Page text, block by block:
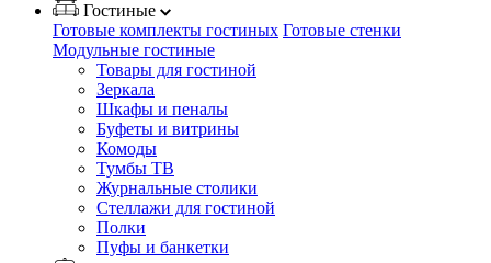
Гостиные
Готовые комплекты гостиных Готовые стенки
Модульные гостиные
Товары для гостиной
Зеркала
Шкафы и пеналы
Буфеты и витрины
Комоды
Тумбы ТВ
Журнальные столики
Стеллажи для гостиной
Полки
Пуфы и банкетки